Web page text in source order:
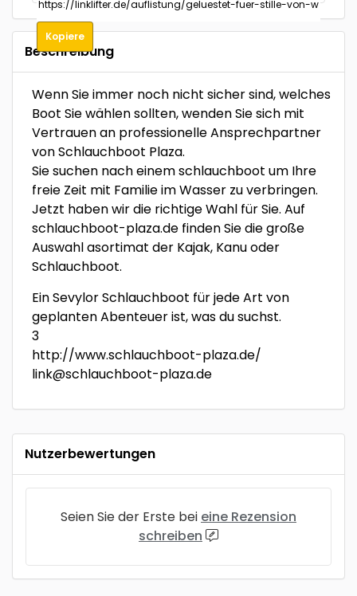
Kopiere
Beschreibung
Wenn Sie immer noch nicht sicher sind, welches
Boot Sie wählen sollten, wenden Sie sich mit
Vertrauen an professionelle Ansprechpartner
von Schlauchboot Plaza.
Sie suchen nach einem schlauchboot um Ihre
freie Zeit mit Familie im Wasser zu verbringen.
Jetzt haben wir die richtige Wahl für Sie. Auf
schlauchboot-plaza.de finden Sie die große
Auswahl asortimat der Kajak, Kanu oder
Schlauchboot.
Ein Sevylor Schlauchboot für jede Art von
geplanten Abenteuer ist, was du suchst.
3
http://www.schlauchboot-plaza.de/
link@schlauchboot-plaza.de
Nutzerbewertungen
Seien Sie der Erste bei eine Rezension
schreiben